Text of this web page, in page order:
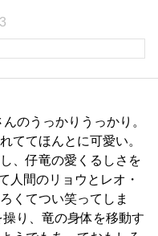
のうっかりうっかり。
ててほんとに可愛い。
、仔竜の愛くるしさを
人間のリョウとレオ・
くてつい笑ってしま
り、竜の身体を移動す